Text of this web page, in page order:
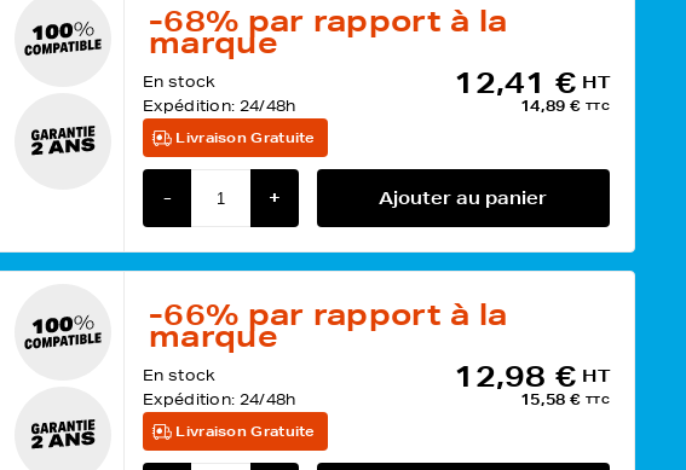
-68% par rapport à la
marque
En stock
Expédition: 24/48h
12,41 € HT
14,89 € TTC
Livraison Gratuite
- + Ajouter au panier
-66% par rapport à la
marque
En stock
Expédition: 24/48h
12,98 € HT
15,58 € TTC
Livraison Gratuite